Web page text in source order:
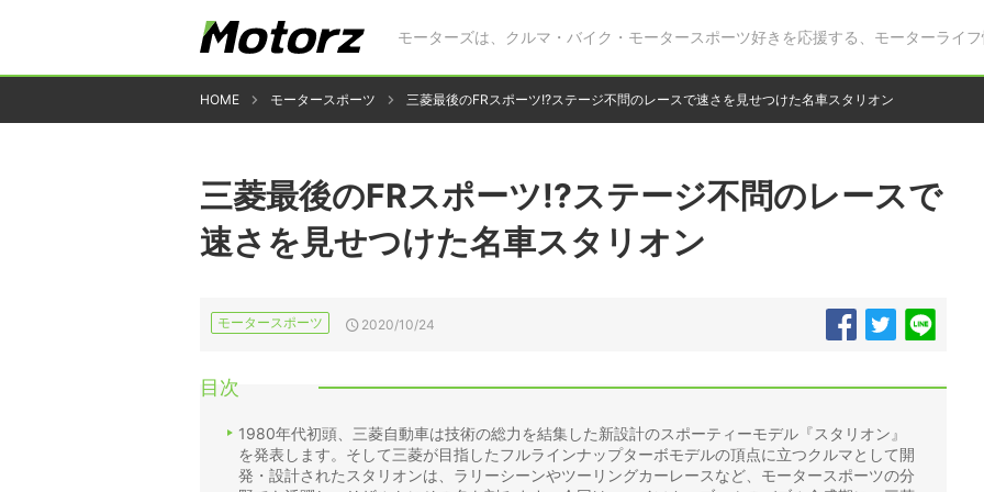
モーターズは、クルマ・バイク・モータースポーツ好きを応援する、モーターライフ
HOME モータースポーツ 三菱最後のFRスポーツ!?ステージ不問のレースで速さを見せつけた名車スタリオン
三菱最後のFRスポーツ!?ステージ不問のレースで
速さを見せつけた名車スタリオン
モータースポーツ 2020/10/24
目次
1980年代初頭、三菱自動車は技術の総力を結集した新設計のスポーティーモデル『スタリオン』
を発表します。そして三菱が目指したフルラインナップターボモデルの頂点に立つクルマとして開
発・設計されたスタリオンは、ラリーシーンやツーリングカーレースなど、モータースポーツの分